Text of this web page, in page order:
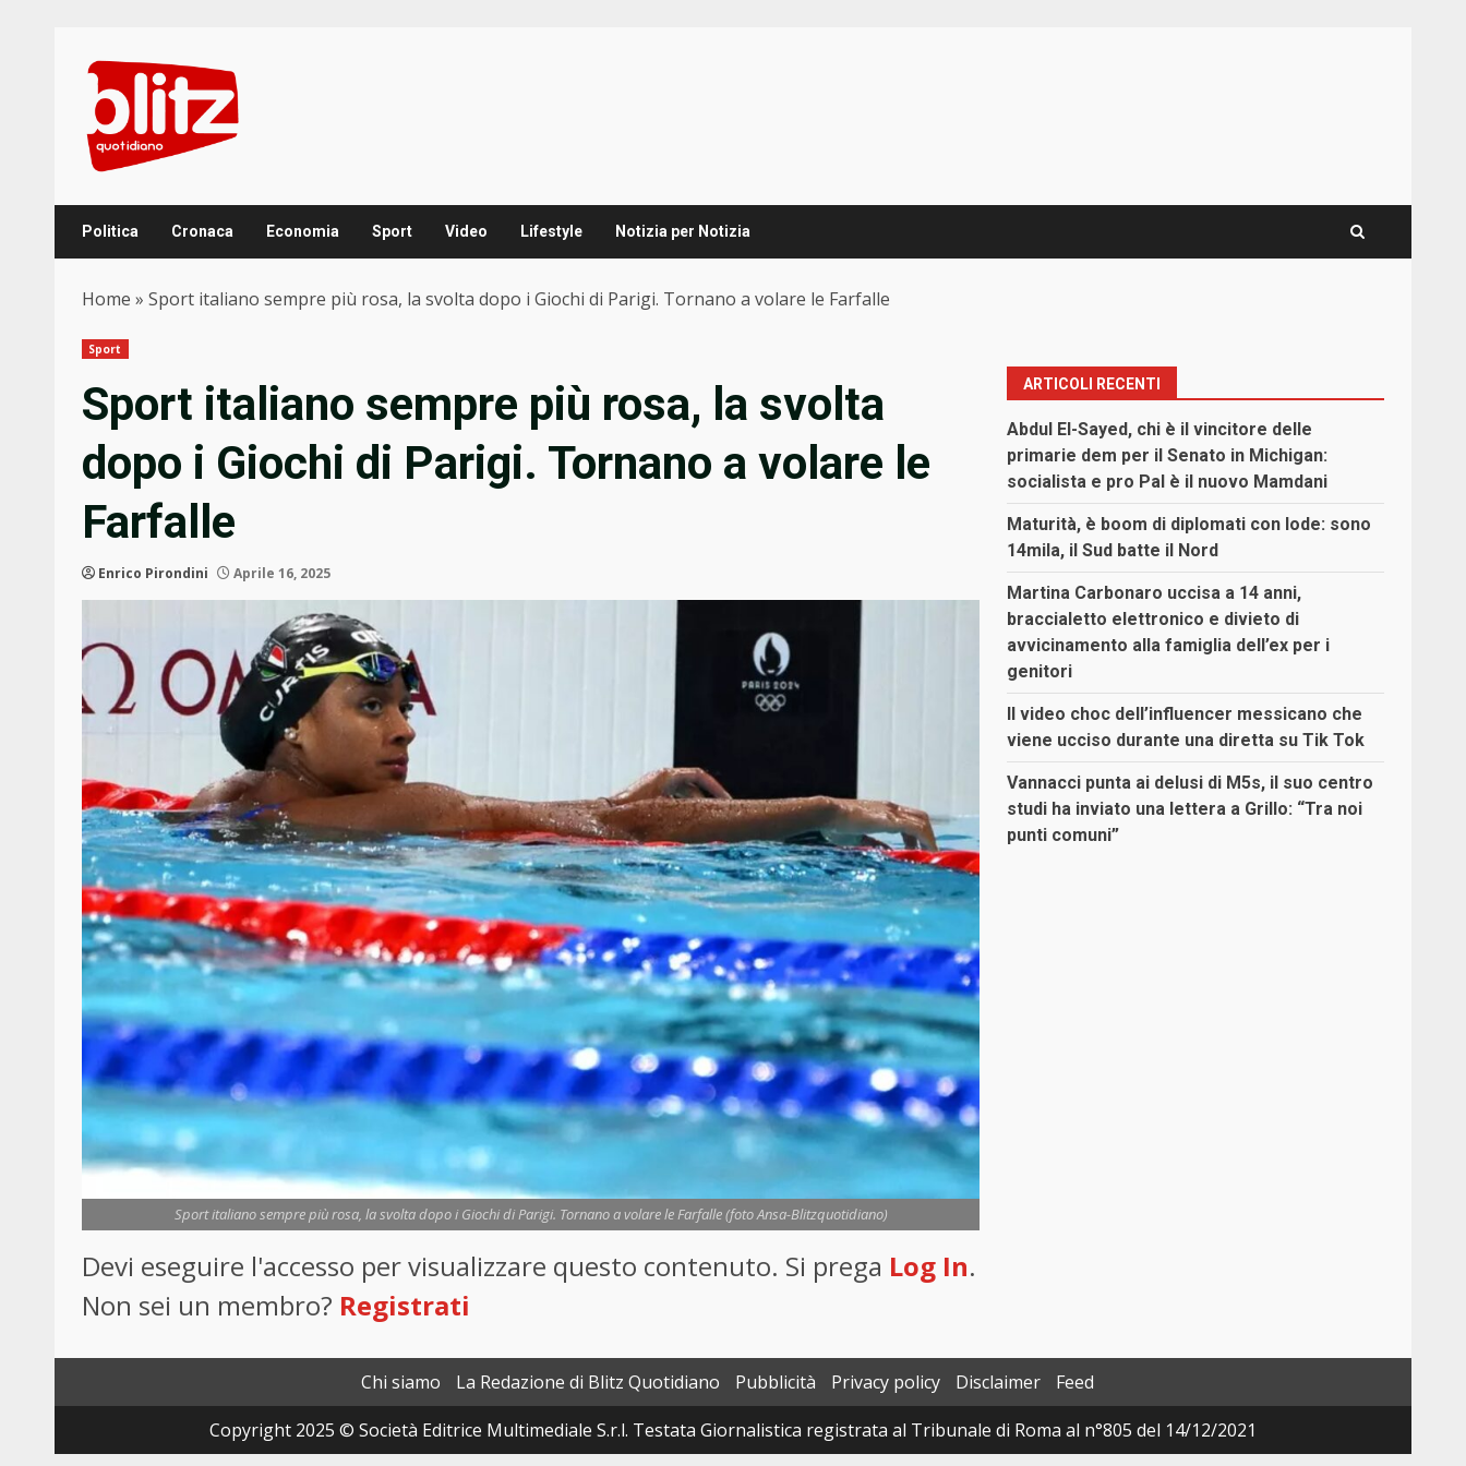
content
Politica Cronaca Economia Sport Video Lifestyle Notizia per Notizia
Home » Sport italiano sempre più rosa, la svolta dopo i Giochi di Parigi. Tornano a volare le Farfalle
Sport
Sport italiano sempre più rosa, la svolta
dopo i Giochi di Parigi. Tornano a volare le
Farfalle
Enrico Pirondini Aprile 16, 2025
Sport italiano sempre più rosa, la svolta dopo i Giochi di Parigi. Tornano a volare le Farfalle (foto Ansa-Blitzquotidiano)
Devi eseguire l'accesso per visualizzare questo contenuto. Si prega Log In.
Non sei un membro? Registrati
ARTICOLI RECENTI
Abdul El-Sayed, chi è il vincitore delle
primarie dem per il Senato in Michigan:
socialista e pro Pal è il nuovo Mamdani
Maturità, è boom di diplomati con lode: sono
14mila, il Sud batte il Nord
Martina Carbonaro uccisa a 14 anni,
braccialetto elettronico e divieto di
avvicinamento alla famiglia dell’ex per i
genitori
Il video choc dell’influencer messicano che
viene ucciso durante una diretta su Tik Tok
Vannacci punta ai delusi di M5s, il suo centro
studi ha inviato una lettera a Grillo: “Tra noi
punti comuni”
Chi siamo La Redazione di Blitz Quotidiano Pubblicità Privacy policy Disclaimer
Feed
Copyright 2025 © Società Editrice Multimediale S.r.l. Testata Giornalistica registrata al Tribunale di Roma al n°805 del 14/12/2021